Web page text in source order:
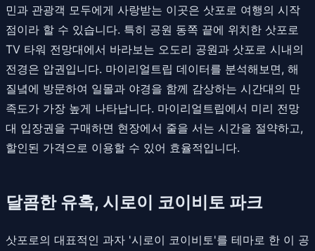
민과 관광객 모두에게 사랑받는 이곳은 삿포로 여행의 시작
점이라 할 수 있습니다. 특히 공원 동쪽 끝에 위치한 삿포로
TV 타워 전망대에서 바라보는 오도리 공원과 삿포로 시내의
전경은 압권입니다. 마이리얼트립 데이터를 분석해보면, 해
질녘에 방문하여 일몰과 야경을 함께 감상하는 시간대의 만
족도가 가장 높게 나타납니다. 마이리얼트립에서 미리 전망
대 입장권을 구매하면 현장에서 줄을 서는 시간을 절약하고,
할인된 가격으로 이용할 수 있어 효율적입니다.
달콤한 유혹, 시로이 코이비토 파크
삿포로의 대표적인 과자 '시로이 코이비토'를 테마로 한 이 공